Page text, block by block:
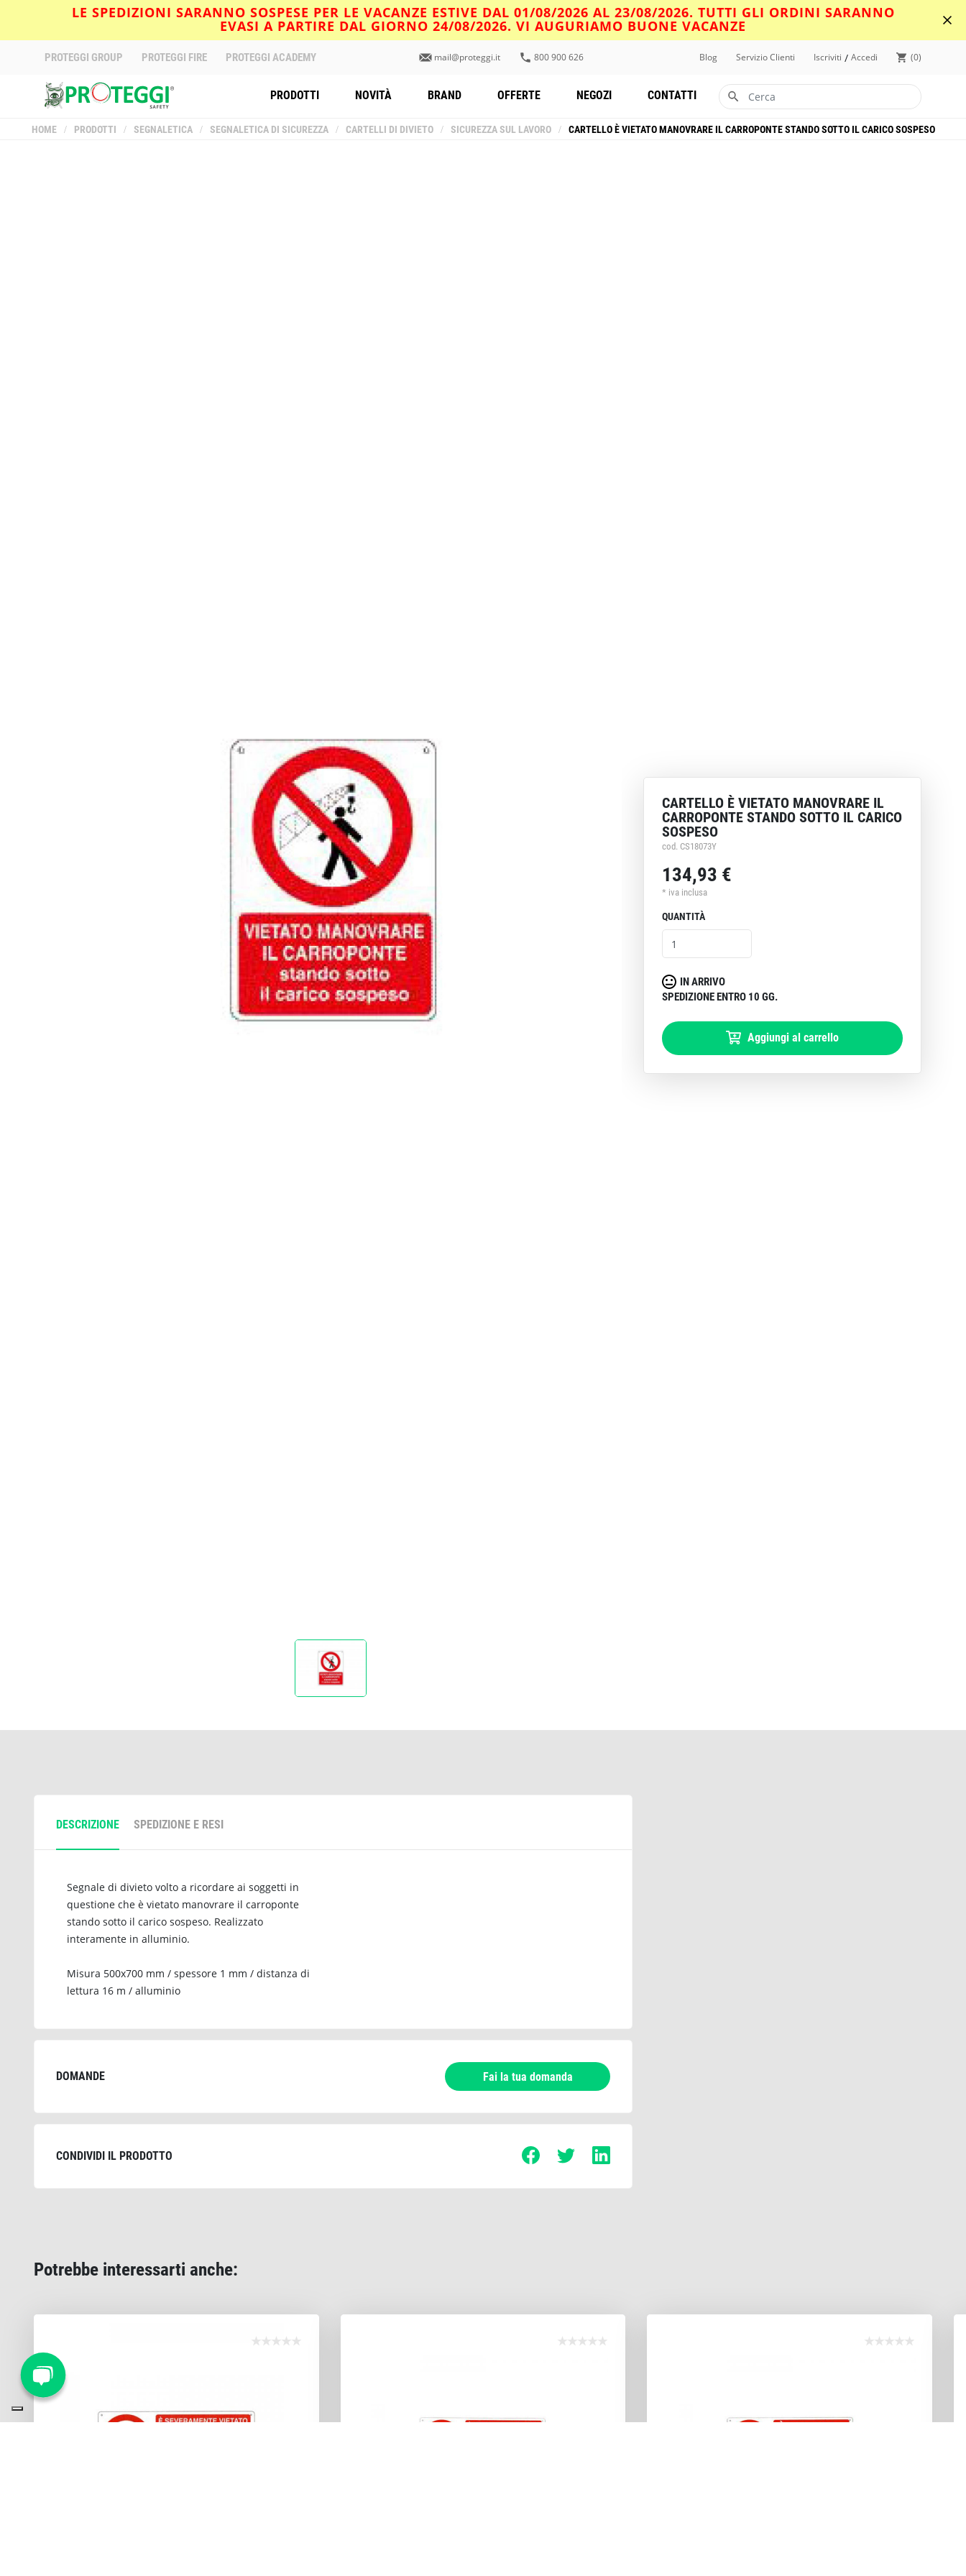
LE SPEDIZIONI SARANNO SOSPESE PER LE VACANZE ESTIVE DAL 01/08/2026 AL 23/08/2026. TUTTI GLI ORDINI SARANNO
EVASI A PARTIRE DAL GIORNO 24/08/2026. VI AUGURIAMO BUONE VACANZE
PROTEGGI GROUP PROTEGGI FIRE PROTEGGI ACADEMY mail@proteggi.it 800 900 626 Blog Servizio Clienti Iscriviti / Accedi 0
PRODOTTI NOVITÀ BRAND OFFERTE NEGOZI CONTATTI
HOME / PRODOTTI / SEGNALETICA / SEGNALETICA DI SICUREZZA / CARTELLI DI DIVIETO / SICUREZZA SUL LAVORO / CARTELLO È VIETATO MANOVRARE IL CARROPONTE STANDO SOTTO IL CARICO SOSPESO
DESCRIZIONE SPEDIZIONE E RESI
Segnale di divieto volto a ricordare ai soggetti in
questione che è vietato manovrare il carroponte
stando sotto il carico sospeso. Realizzato
interamente in alluminio.
Misura 500x700 mm / spessore 1 mm / distanza di
lettura 16 m / alluminio
DOMANDE Fai la tua domanda
CONDIVIDI IL PRODOTTO
CARTELLO È VIETATO MANOVRARE IL
CARROPONTE STANDO SOTTO IL CARICO
SOSPESO
cod. CS18073Y
134,93 €
* iva inclusa
QUANTITÀ
IN ARRIVO
SPEDIZIONE ENTRO 10 GG.
Aggiungi al carrello
Potrebbe interessarti anche: